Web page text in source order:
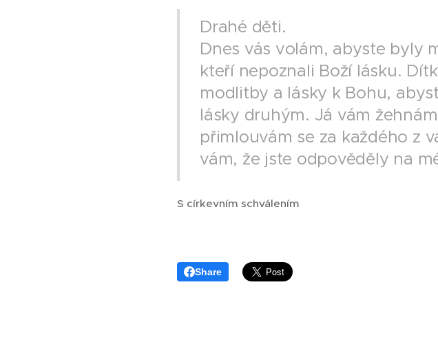
Drahé děti.
Dnes vás volám, abyste byly
kteří nepoznali Boží lásku.
modlitby a lásky k Bohu,
lásky druhým. Já vám
přimlouvám se za každého z
vám, že jste odpověděly na
S církevním schválením
Share